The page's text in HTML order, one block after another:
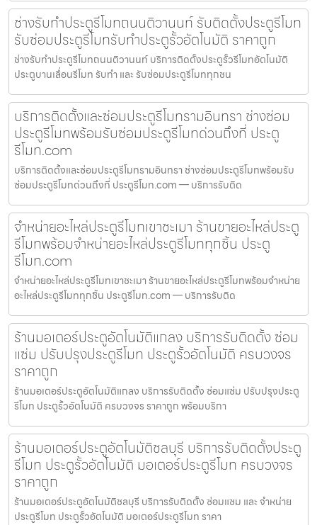
ช่างรับทำประตูรีโมทถนนติวานนท์ รับติดตั้งประตูรีโมท
รับซ่อมประตูรีโมทรับทำประตูรั้วอัตโนมัติ ราคาถูก
ช่างรับทำประตูรีโมทถนนติวานนท์ บริการติดตั้งประตูรั้วรีโมทอัตโนมัติ
ประตูบานเลื่อนรีโมท รับทำ และ รับซ่อมประตูรีโมททุกชน
บริการติดตั้งและซ่อมประตูรีโมทรามอินทรา ช่างซ่อม
ประตูรีโมทพร้อมรับซ่อมประตูรีโมทด่วนถึงที่ ประตู
รีโมท.com
บริการติดตั้งและซ่อมประตูรีโมทรามอินทรา ช่างซ่อมประตูรีโมทพร้อมรับ
ซ่อมประตูรีโมทด่วนถึงที่ ประตูรีโมท.com — บริการรับติด
จำหน่ายอะไหล่ประตูรีโมทเขาชะเมา ร้านขายอะไหล่ประตู
รีโมทพร้อมจำหน่ายอะไหล่ประตูรีโมททุกชิ้น ประตู
รีโมท.com
จำหน่ายอะไหล่ประตูรีโมทเขาชะเมา ร้านขายอะไหล่ประตูรีโมทพร้อมจำหน่าย
อะไหล่ประตูรีโมททุกชิ้น ประตูรีโมท.com — บริการรับติด
ร้านมอเตอร์ประตูอัตโนมัติแกลง บริการรับติดตั้ง ซ่อม
แซ่ม ปรับปรุงประตูรีโมท ประตูรั้วอัตโนมัติ ครบวงจร
ราคาถูก
ร้านมอเตอร์ประตูอัตโนมัติแกลง บริการรับติดตั้ง ซ่อมแซ่ม ปรับปรุงประตู
รีโมท ประตูรั้วอัตโนมัติ ครบวงจร ราคาถูก พร้อมบริกา
ร้านมอเตอร์ประตูอัตโนมัติชลบุรี บริการรับติดตั้งประตู
รีโมท ประตูรั้วอัตโนมัติ มอเตอร์ประตูรีโมท ครบวงจร
ราคาถูก
ร้านมอเตอร์ประตูอัตโนมัติชลบุรี บริการรับติดตั้ง ซ่อมแซม และ จำหน่าย
ประตูรีโมท ประตูรั้วอัตโนมัติ มอเตอร์ประตูรีโมท ราคา